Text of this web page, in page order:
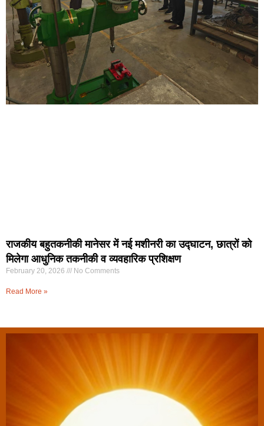
राजकीय बहुतकनीकी मानेसर में नई मशीनरी का उद्घाटन, छात्रों को
मिलेगा आधुनिक तकनीकी व व्यवहारिक प्रशिक्षण
February 20, 2026 No Comments
Read More »